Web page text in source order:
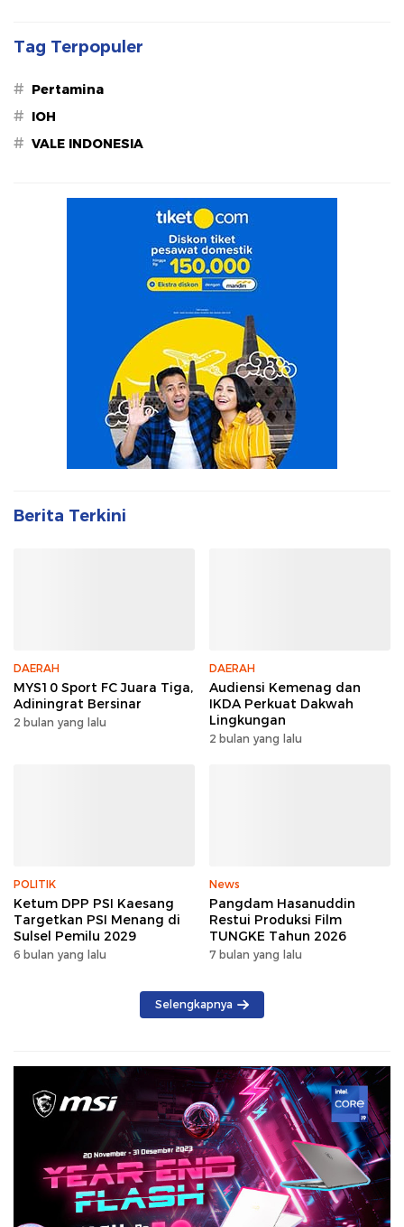
Tag Terpopuler
# Pertamina
# IOH
# VALE INDONESIA
Berita Terkini
DAERAH
MYS10 Sport FC Juara Tiga,
Adiningrat Bersinar
2 bulan yang lalu
DAERAH
Audiensi Kemenag dan
IKDA Perkuat Dakwah
Lingkungan
2 bulan yang lalu
POLITIK
Ketum DPP PSI Kaesang
Targetkan PSI Menang di
Sulsel Pemilu 2029
6 bulan yang lalu
News
Pangdam Hasanuddin
Restui Produksi Film
TUNGKE Tahun 2026
7 bulan yang lalu
Selengkapnya